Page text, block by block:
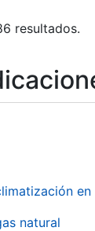
resultados.
en
natural